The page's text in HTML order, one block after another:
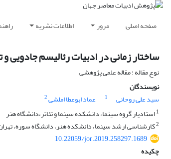
صفحه اصلی مرور اطلاعات نشریه
ساختار زمانی در ادبیات رئالیسم جادویی
نوع مقاله : مقاله علمی پژوهشی
نویسندگان
سید علی روحانی
1 عماد ابوعطا املشی2
1استادیار گروه سینما، دانشکده سینما و تئاتر،دانشگاه هنر
2کارشناسی ارشد سینما، دانشکده هنر، دانشگاه سوره،
10.22059/jor.2019.258297.1689
چکیده